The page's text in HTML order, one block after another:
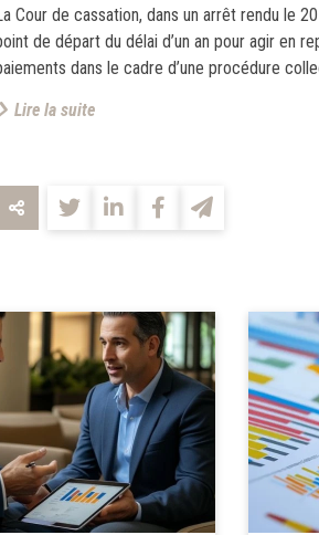
Cour de cassation, dans un arrêt rendu le
de départ du délai d’un an pour agir en
dans le cadre d’une procédure
Lire la suite